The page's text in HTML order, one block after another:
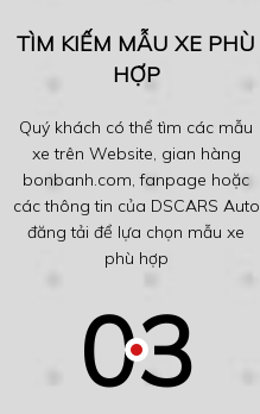
TÌM KIẾM MẪU XE PHÙ
HỢP
Quý khách có thể tìm các mẫu
xe trên Website, gian hàng
bonbanh.com, fanpage hoặc
các thông tin của DSCARS Auto
đăng tải để lựa chọn mẫu xe
phù hợp